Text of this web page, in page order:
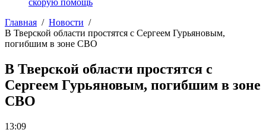
скорую помощь
Главная
Новости
В Тверской области простятся с Сергеем Гурьяновым,
погибшим в зоне СВО
В Тверской области простятся с
Сергеем Гурьяновым, погибшим в зоне
СВО
13:09